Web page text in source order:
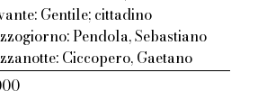
Gentile; cittadino
Pendola, Sebastiano
Ciccopero, Gaetano